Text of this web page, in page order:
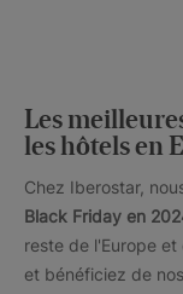
Les
les hôtels en
Chez Iberostar,
Black Friday en
reste de l'Europe
et bénéficiez de